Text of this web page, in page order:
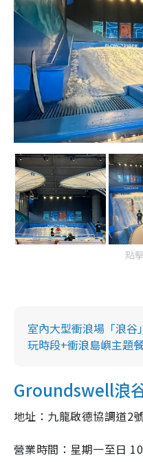
點
室內大型衝浪場「浪谷
玩時段+衝浪島嶼主題
Groundswell浪
地址：九龍啟德協調道2
營業時間：星期一至日